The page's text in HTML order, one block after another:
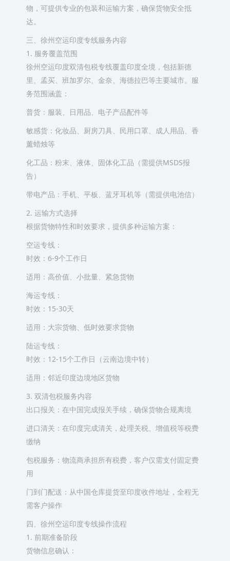
物，可提供专业的包装和运输方案，确保货物安全抵
达。
三、徐州空运印度专线服务内容
1. 服务覆盖范围
徐州空运印度双清包税专线覆盖印度全境，包括新德
里、孟买、班加罗尔、金奈、海德拉巴等主要城市。服
务范围涵盖：
普货：服装、日用品、电子产品配件等
敏感货：化妆品、厨房刀具、民用口罩、成人用品、香
薰蜡烛等
化工品：粉末、液体、固体化工品（需提供MSDS报
告）
带电产品：手机、平板、蓝牙耳机等（需提供电池信）
2. 运输方式选择
根据货物特性和时效要求，提供多种运输方案：
空运专线：
时效：6-9个工作日
适用：高价值、小批量、紧急货物
海运专线：
时效：15-30天
适用：大宗货物、低时效要求货物
陆运专线：
时效：12-15个工作日（云南边境中转）
适用：邻近印度边境地区货物
3. 双清包税服务内容
出口报关：在中国完成报关手续，确保货物合规离境
进口清关：在印度完成清关，处理关税、增值税等税费
缴纳
包税服务：物流商承担所有税费，客户仅需支付固定费
用
门到门配送：从中国仓库提货至印度收件地址，全程无
需客户操作
四、徐州空运印度专线操作流程
1. 前期准备阶段
货物信息确认：